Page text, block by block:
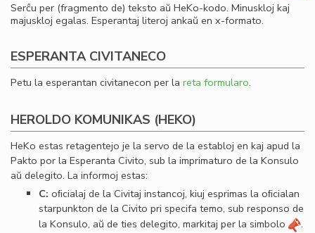
Serĉu per (fragmento de) teksto aŭ HeKo-kodo. Minuskloj kaj
majuskloj egalas. Esperantaj literoj ankaŭ en x-formato.
ESPERANTA CIVITANECO
Petu la esperantan civitanecon per la reta formularo.
HEROLDO KOMUNIKAS (HEKO)
HeKo estas retagentejo je la servo de la establoj en kaj apud la
Pakto por la Esperanta Civito, sub la imprimaturo de la Konsulo
aŭ delegito. La informoj estas:
C: oﬁcialaj de la Civitaj instancoj, kiuj esprimas la oﬁcialan
starpunkton de la Civito pri specifa temo, sub responso de
la Konsulo, aŭ de ties delegito, markitaj per la simbolo
.